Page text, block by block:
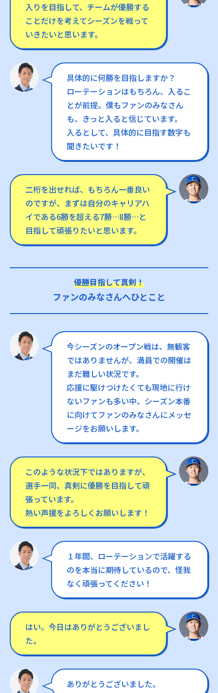
入りを目指して、チームが優勝する
ことだけを考えてシーズンを戦って
いきたいと思います。
具体的に何勝を目指しますか？
ローテーションはもちろん、入るこ
とが前提。僕もファンのみなさん
も、きっと入ると信じています。
入るとして、具体的に目指す数字も
聞きたいです！
二桁を出せれば、もちろん一番良い
のですが、まずは自分のキャリアハ
イである6勝を超える7勝…8勝…と
目指して頑張りたいと思います。
優勝目指して真剣！
ファンのみなさんへひとこと
今シーズンのオープン戦は、無観客
ではありませんが、満員での開催は
まだ難しい状況です。
応援に駆けつけたくても現地に行け
ないファンも多い中、シーズン本番
に向けてファンのみなさんにメッセ
ージをお願いします。
このような状況下ではありますが、
選手一同、真剣に優勝を目指して頑
張っています。
熱い声援をよろしくお願いします！
１年間、ローテーションで活躍する
のを本当に期待しているので、怪我
なく頑張ってください！
はい。今日はありがとうございまし
た。
ありがとうございました。